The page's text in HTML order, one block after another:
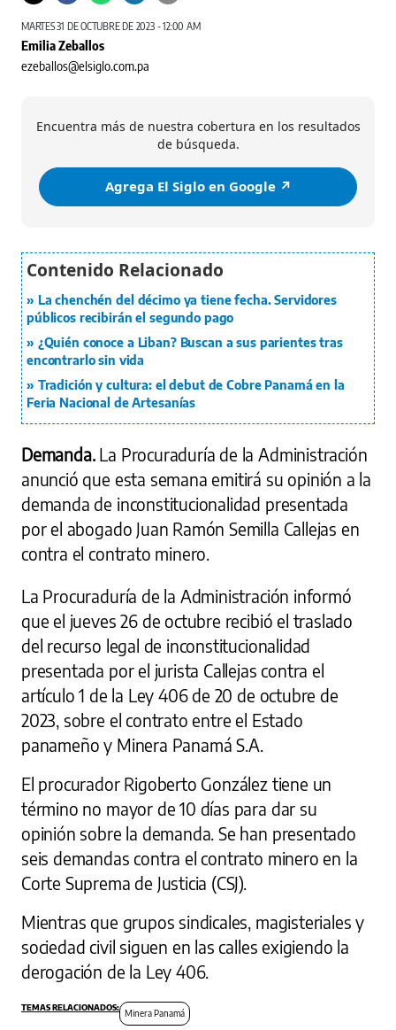
MARTES 31 DE OCTUBRE DE 2023 - 12:00 AM
Emilia Zeballos
ezeballos@elsiglo.com.pa
Encuentra más de nuestra cobertura en los resultados
de búsqueda.
Agrega El Siglo en Google ↗️
La chenchén del décimo ya tiene fecha. Servidores
públicos recibirán el segundo pago
¿Quién conoce a Liban? Buscan a sus parientes tras
encontrarlo sin vida
Tradición y cultura: el debut de Cobre Panamá en la
Feria Nacional de Artesanías
Demanda. La Procuraduría de la Administración
anunció que esta semana emitirá su opinión a la
demanda de inconstitucionalidad presentada
por el abogado Juan Ramón Semilla Callejas en
contra el contrato minero.
La Procuraduría de la Administración informó
que el jueves 26 de octubre recibió el traslado
del recurso legal de inconstitucionalidad
presentada por el jurista Callejas contra el
artículo 1 de la Ley 406 de 20 de octubre de
2023, sobre el contrato entre el Estado
panameño y Minera Panamá S.A.
El procurador Rigoberto González tiene un
término no mayor de 10 días para dar su
opinión sobre la demanda. Se han presentado
seis demandas contra el contrato minero en la
Corte Suprema de Justicia (CSJ).
Mientras que grupos sindicales, magisteriales y
sociedad civil siguen en las calles exigiendo la
derogación de la Ley 406.
Minera Panamá